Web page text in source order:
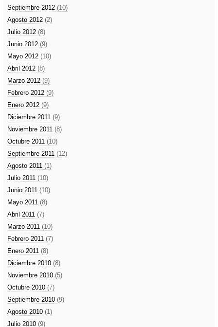
Septiembre 2012 (10)
Agosto 2012 (2)
Julio 2012 (8)
Junio 2012 (9)
Mayo 2012 (10)
Abril 2012 (8)
Marzo 2012 (9)
Febrero 2012 (9)
Enero 2012 (9)
Diciembre 2011 (9)
Noviembre 2011 (8)
Octubre 2011 (10)
Septiembre 2011 (12)
Agosto 2011 (1)
Julio 2011 (10)
Junio 2011 (10)
Mayo 2011 (8)
Abril 2011 (7)
Marzo 2011 (10)
Febrero 2011 (7)
Enero 2011 (8)
Diciembre 2010 (8)
Noviembre 2010 (5)
Octubre 2010 (7)
Septiembre 2010 (9)
Agosto 2010 (1)
Julio 2010 (9)